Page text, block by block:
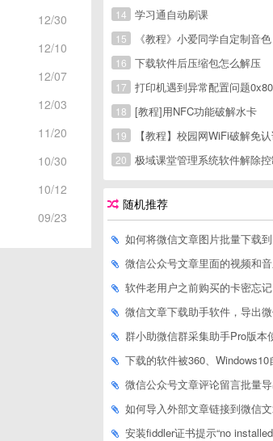
12/30
12/10
12/07
12/03
11/20
10/30
10/12
09/23
14
学习通自动刷课
15
《教程》小爱同学自定制音色，所以型
16
下载软件后压缩包怎么解压
17
打印机遇到异常配置问题
18
[教程]用NFC功能破解水卡
19
【教程】校园网WiFi破解免
20 极域课堂管理系统软件解除
随机推荐
如何将微信文章图片批量下载
微信公众号文章里面的视频和音乐如何批
软件老用户之前购买的卡密忘
微信文章下载助手软件，导出微信文章出现「导
群小助微信群采集助手Pro版本
下载的软件被360、Windows10自带的Windows Defender、腾讯管
微信公众号文章评论留言批量
如何导入外部文章链接到微信文章导出助手批量
安装fiddler证书提示“no installed fiddler